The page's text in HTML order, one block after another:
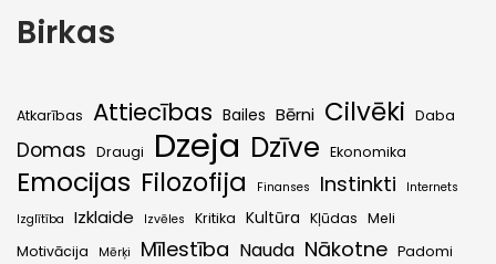
Birkas
Atkarības Attiecības Bailes Bērni Cilvēki Daba
Domas Draugi Dzeja Dzīve Ekonomika
Emocijas Filozofija Finanses Instinkti
Internets
Izglītība
Izklaide Izvēles Kritika Kultūra Kļūdas Meli
Motivācija
Mērķi Mīlestība Nauda Nākotne Padomi